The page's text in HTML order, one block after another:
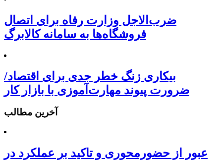
ضرب‌الاجل وزارت رفاه برای اتصال
فروشگاه‌ها به سامانه کالابرگ
بیکاری زنگ خطر جدی برای اقتصاد/
ضرورت پیوند مهارت‌آموزی با بازار کار
آخرین مطالب
عبور از حضورمحوری و تاکید بر عملکرد در